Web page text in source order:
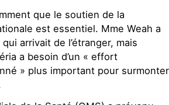
que le soutien de la
est essentiel. Mme Weah a
arrivait de l’étranger, mais
a besoin d’un « effort
» plus important pour surmonter